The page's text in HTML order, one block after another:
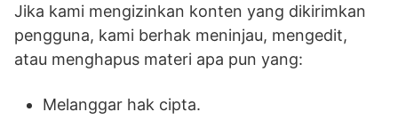
Jika kami mengizinkan konten yang dikirimkan
pengguna, kami berhak meninjau, mengedit,
atau menghapus materi apa pun yang:
Melanggar hak cipta.